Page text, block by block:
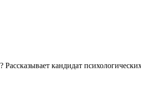
кандидат